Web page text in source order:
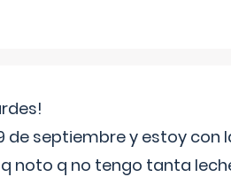
de septiembre y estoy
noto q no tengo tanta